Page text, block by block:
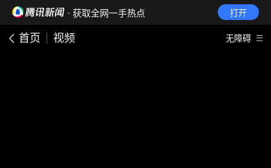
· 获取全网一手热点 打开
首页 视频 无障碍